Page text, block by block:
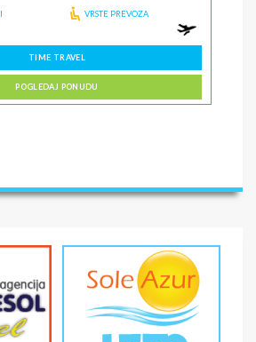
VRSTE PREVOZA
TIME TRAVEL
POGLEDAJ PONUDU